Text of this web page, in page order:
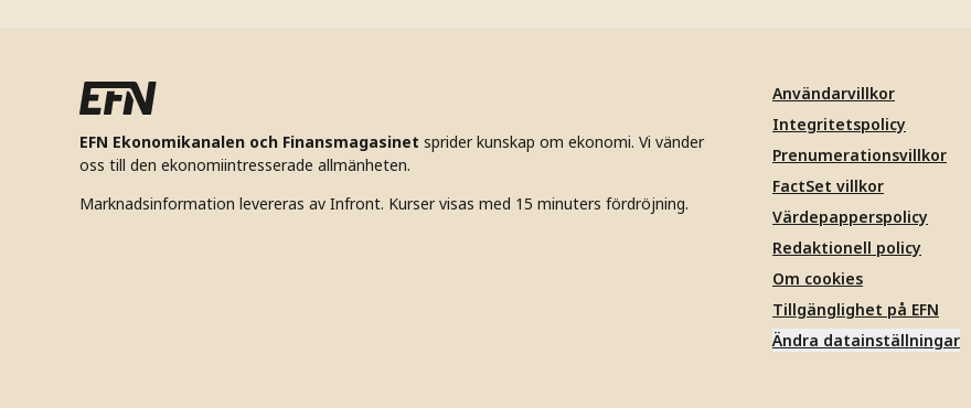
EFN Ekonomikanalen och Finansmagasinet sprider kunskap om ekonomi. Vi vänder
oss till den ekonomiintresserade allmänheten.
Marknadsinformation levereras av Infront. Kurser visas med 15 minuters fördröjning.
Användarvillkor
Integritetspolicy
Prenumerationsvillkor
FactSet villkor
Värdepapperspolicy
Redaktionell policy
Om cookies
Tillgänglighet på EFN
Ändra datainställningar